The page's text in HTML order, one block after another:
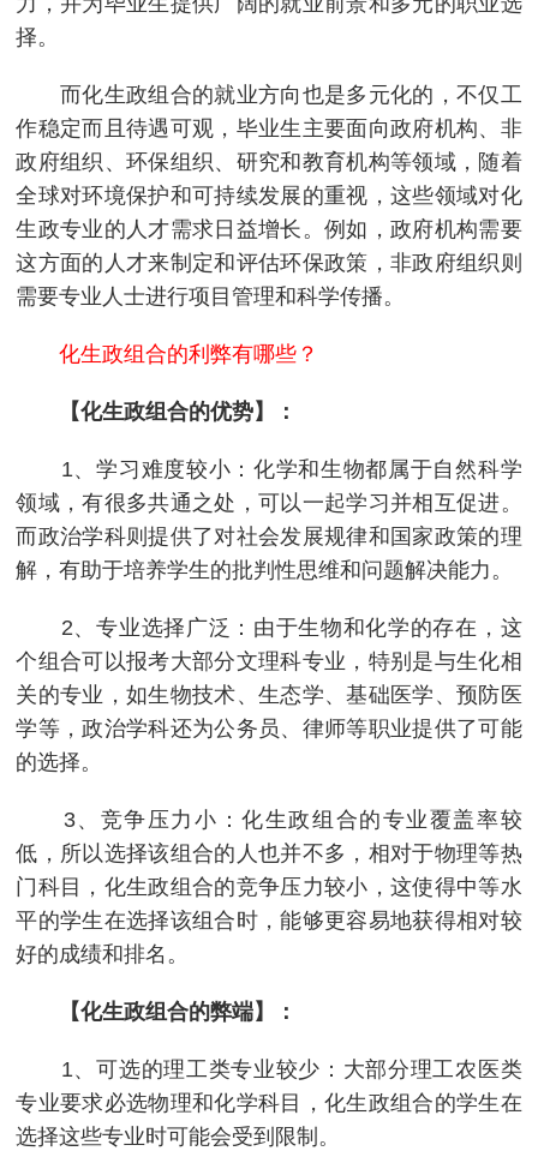
择。
而化生政组合的就业方向也是多元化的，不仅工
作稳定而且待遇可观，毕业生主要面向政府机构、非
政府组织、环保组织、研究和教育机构等领域，随着
全球对环境保护和可持续发展的重视，这些领域对化
生政专业的人才需求日益增长。例如，政府机构需要
这方面的人才来制定和评估环保政策，非政府组织则
需要专业人士进行项目管理和科学传播。
化生政组合的利弊有哪些？
【化生政组合的优势】：
1、学习难度较小：化学和生物都属于自然科学
领域，有很多共通之处，可以一起学习并相互促进。
而政治学科则提供了对社会发展规律和国家政策的理
解，有助于培养学生的批判性思维和问题解决能力。
2、专业选择广泛：由于生物和化学的存在，这
个组合可以报考大部分文理科专业，特别是与生化相
关的专业，如生物技术、生态学、基础医学、预防医
学等，政治学科还为公务员、律师等职业提供了可能
的选择。
3、竞争压力小：化生政组合的专业覆盖率较
低，所以选择该组合的人也并不多，相对于物理等热
门科目，化生政组合的竞争压力较小，这使得中等水
平的学生在选择该组合时，能够更容易地获得相对较
好的成绩和排名。
【化生政组合的弊端】：
1、可选的理工类专业较少：大部分理工农医类
专业要求必选物理和化学科目，化生政组合的学生在
选择这些专业时可能会受到限制。